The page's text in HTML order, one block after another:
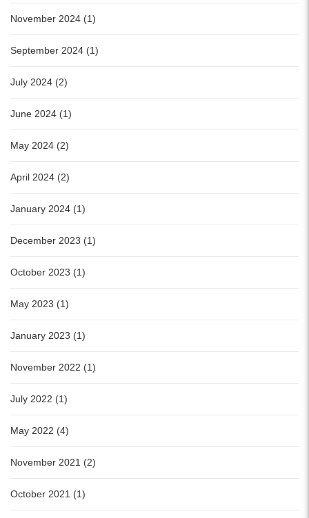
November 2024 (1)
September 2024 (1)
July 2024 (2)
June 2024 (1)
May 2024 (2)
April 2024 (2)
January 2024 (1)
December 2023 (1)
October 2023 (1)
May 2023 (1)
January 2023 (1)
November 2022 (1)
July 2022 (1)
May 2022 (4)
November 2021 (2)
October 2021 (1)